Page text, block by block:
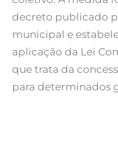
decreto publicado
municipal e
aplicação da Lei
que trata da
para determinados